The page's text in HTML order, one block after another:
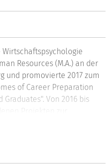
Wirtschaftspsychologie
Resources (M.A.) an der
und promovierte 2017 zum
of Career Preparation
Von 2016 bis